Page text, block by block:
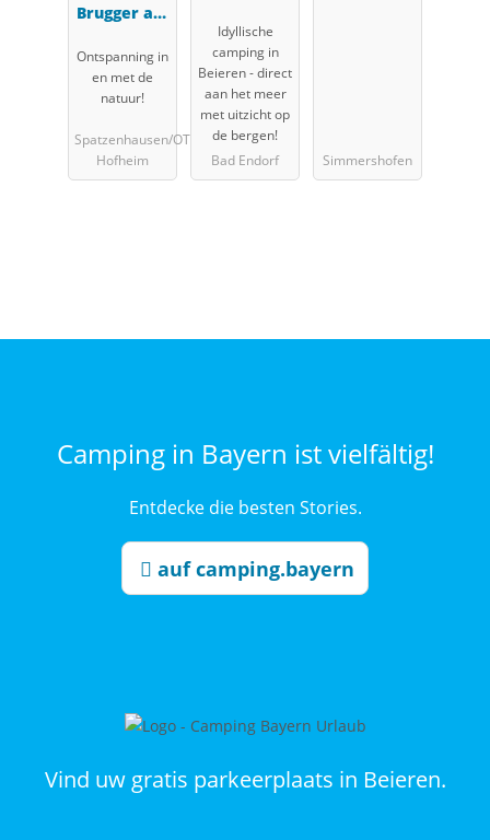
Brugger am
Ontspanning in
en met de
natuur!
Spatzenhausen/OT
Hofheim
Idyllische
camping in
Beieren - direct
aan het meer
met uitzicht op
de bergen!
Bad Endorf
Simmershofen
Camping in Bayern ist vielfältig!
Entdecke die besten Stories.
auf camping.bayern
Vind uw gratis parkeerplaats in Beieren.